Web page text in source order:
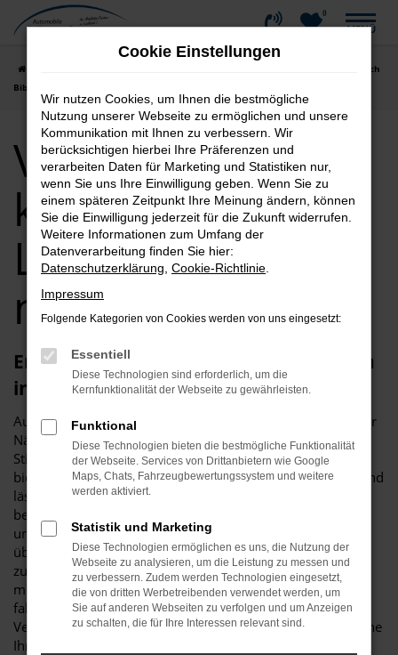
Zum
0
MENÜ
VW Neuwagen kaufen | Lieferservice nach
Biberach
VW Neuwagen
kaufen |
Lieferservice
nach Biberach
Erstklassig im günstigen VW Neuwagen
in Biberach unterwegs sein
Auf der Suche nach einem VW Neuwagen, am Besten in der
Nähe von Biberach? Dann haben Sie mit Automobile
Stitzenberger ins Schwarze getroffen. Unser Unternehmen
bietet VW Neuwagen in allen Größen und Ausführungen und
lässt dabei die Preise purzeln. Dadurch, dass wir über
besondere Einkaufskonditionen verfügen, können wir
unserer Kundschaft aus Biberach immer wieder
überraschende Angebote unterbreiten. Wir sind erst dann
zufrieden, wenn Sie es auch sind und wenn Sie gut gelaunt
mit Ihrem VW Neuwagen durch die Straßen von Biberach
fahren. Selbstverständlich sind wir Ihnen auch bei der
Vermittlung einer Finanzierung behilflich und nehmen gerne
Ihren aktuellen Gebrauchtwagen in Zahlung.
Cookie Einstellungen
Wir nutzen Cookies, um Ihnen die bestmögliche
Nutzung unserer Webseite zu ermöglichen und unsere
Kommunikation mit Ihnen zu verbessern. Wir
berücksichtigen hierbei Ihre Präferenzen und
verarbeiten Daten für Marketing und Statistiken nur,
wenn Sie uns Ihre Einwilligung geben. Wenn Sie zu
einem späteren Zeitpunkt Ihre Meinung ändern, können
Sie die Einwilligung jederzeit für die Zukunft widerrufen.
Weitere Informationen zum Umfang der
Datenverarbeitung finden Sie hier:
Datenschutzerklärung Cookie-Richtlinie
Impressum
Folgende Kategorien von Cookies werden von uns eingesetzt:
Essentiell
Diese Technologien sind erforderlich, um die
Kernfunktionalität der Webseite zu gewährleisten.
Funktional
Diese Technologien bieten die bestmögliche Funktionalität
der Webseite. Services von Drittanbietern wie Google
Maps, Chats, Fahrzeugbewertungssystem und weitere
werden aktiviert.
Statistik und Marketing
Diese Technologien ermöglichen es uns, die Nutzung der
Webseite zu analysieren, um die Leistung zu messen und
zu verbessern. Zudem werden Technologien eingesetzt,
die von dritten Werbetreibenden verwendet werden, um
Sie auf anderen Webseiten zu verfolgen und um Anzeigen
zu schalten, die für Ihre Interessen relevant sind.